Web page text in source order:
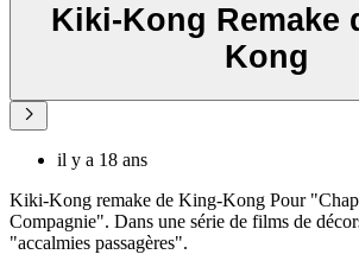
Kiki-Kong Remake
Kong
il y a 18 ans
Kiki-Kong remake de King-Kong Pour
Compagnie". Dans une série de films de
"accalmies passagères".